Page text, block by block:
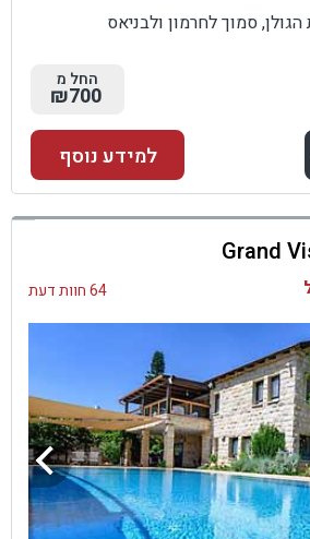
הגולן, סמוך לחרמון ולבניאס
החל מ
₪700
למידע נוסף
64 חוות דעת